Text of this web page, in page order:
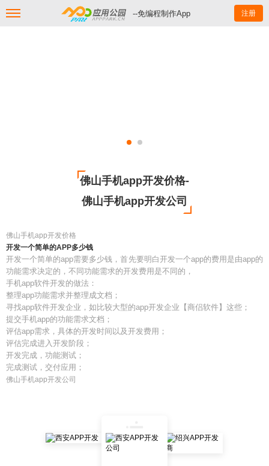
--免编程制作App 注册
佛山手机app开发价格-
佛山手机app开发公司
佛山手机app开发价格
开发一个简单的APP多少钱
开发一个简单的app需要多少钱，首先要明白开发一个app的费用是由app的
功能需求决定的，不同功能需求的开发费用是不同的，
手机app软件开发的做法：
整理app功能需求并整理成文档；
寻找app软件开发企业，如比较大型的app开发企业【商侣软件】这些；
提交手机app的功能需求文档；
评估app需求，具体的开发时间以及开发费用；
评估完成进入开发阶段；
开发完成，功能测试；
完成测试，交付应用；
佛山手机app开发公司